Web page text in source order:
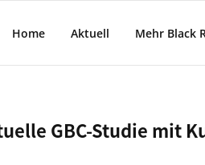
Home Aktuell Mehr Black
GBC-Studie mit